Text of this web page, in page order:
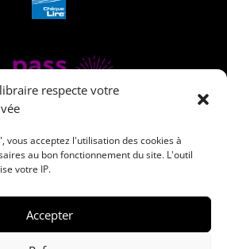
respecte votre
vous acceptez l'utilisation des cookies à
au bon fonctionnement du site. L'outil
votre IP.
Accepter